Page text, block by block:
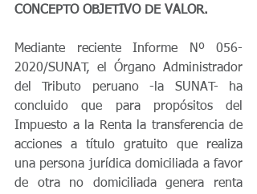
CONCEPTO OBJETIVO DE VALOR.
Mediante reciente Informe Nº 056-
2020/SUNAT, el Órgano Administrador
del Tributo peruano -la SUNAT- ha
concluido que para propósitos del
Impuesto a la Renta la transferencia de
acciones a título gratuito que realiza
una persona jurídica domiciliada a favor
de otra no domiciliada genera renta